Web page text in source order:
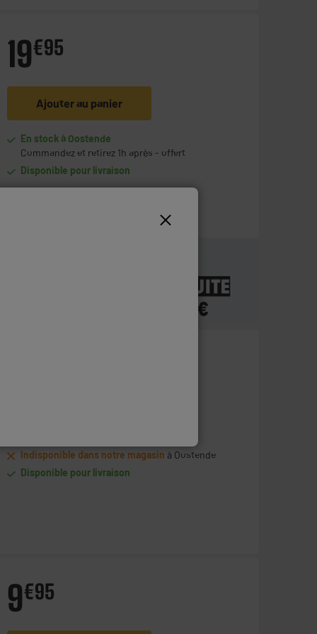
19€95
Ajouter au panier
En stock à Oostende
Commandez et retirez 1h après - offert
Disponible pour livraison
Indisponible dans notre magasin à Oostende
Disponible pour livraison
9€95